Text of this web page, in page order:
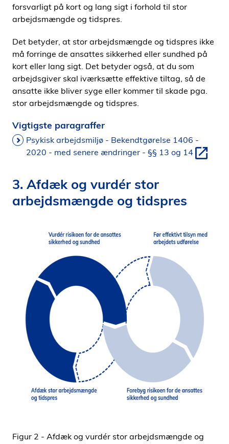
forsvarligt på kort og lang sigt i forhold til stor
arbejdsmængde og tidspres.
Det betyder, at stor arbejdsmængde og tidspres ikke
må forringe de ansattes sikkerhed eller sundhed på
kort eller lang sigt. Det betyder også, at du som
arbejdsgiver skal iværksætte effektive tiltag, så de
ansatte ikke bliver syge eller kommer til skade pga.
stor arbejdsmængde og tidspres.
Vigtigste paragraffer
Psykisk arbejdsmiljø - Bekendtgørelse 1406 -
2020 - med senere ændringer - §§ 13 og 14
3. Afdæk og vurdér stor
arbejdsmængde og tidspres
Figur 2 - Afdæk og vurdér stor arbejdsmængde og